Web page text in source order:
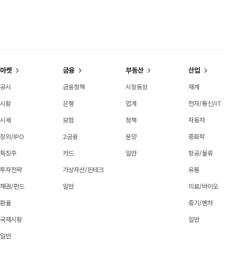
마켓
공시
시황
시세
장외/IPO
특징주
투자전략
채권/펀드
환율
국제시황
일반
금융
금융정책
은행
보험
2금융
카드
가상자산/핀테크
일반
부동산
시장동향
업계
정책
분양
일반
산업
재계
전자/통신/IT
자동차
중화학
항공/물류
유통
의료/바이오
중기/벤처
일반